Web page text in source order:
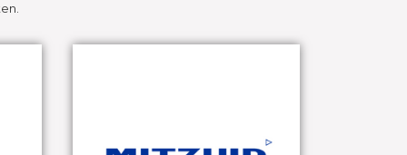
MIT-regeling (Mkb